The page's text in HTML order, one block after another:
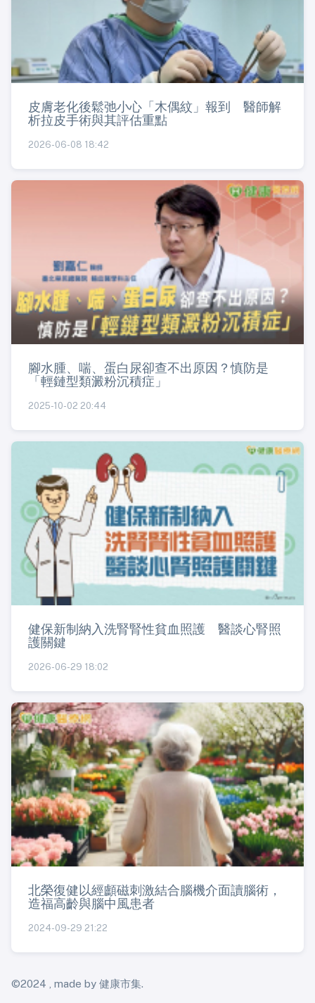
皮膚老化後鬆弛小心「木偶紋」報到 醫師解
析拉皮手術與其評估重點
2026-06-08 18:42
腳水腫、喘、蛋白尿卻查不出原因？慎防是
「輕鏈型類澱粉沉積症」
2025-10-02 20:44
健保新制納入洗腎腎性貧血照護 醫談心腎照
護關鍵
2026-06-29 18:02
北榮復健以經顱磁刺激結合腦機介面讀腦術，
造福高齡與腦中風患者
2024-09-29 21:22
©2024 , made by 健康市集.